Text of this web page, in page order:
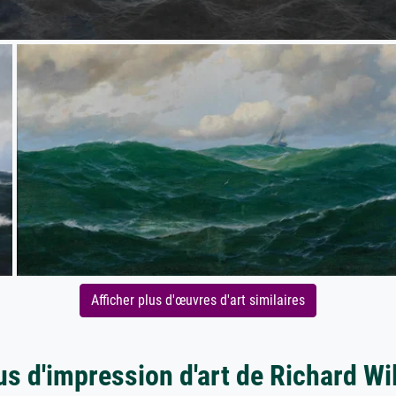
Afficher plus d'œuvres d'art similaires
d'impression d'art de Richard